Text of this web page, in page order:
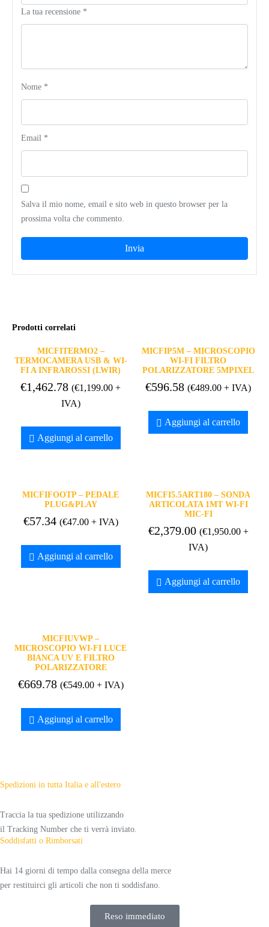
La tua recensione *
Nome *
Email *
Salva il mio nome, email e sito web in questo browser per la
prossima volta che commento.
Prodotti correlati
MICFITERMO2 –
TERMOCAMERA USB & WI-
FI A INFRAROSSI (LWIR)
€1,462.78 (€1,199.00 +
IVA)
Aggiungi al carrello
MICFIP5M – MICROSCOPIO
WI-FI FILTRO
POLARIZZATORE 5MPIXEL
€596.58 (€489.00 + IVA)
Aggiungi al carrello
MICFIFOOTP – PEDALE
PLUG&PLAY
€57.34 (€47.00+ IVA)
Aggiungi al carrello
MICFI5.5ART180 – SONDA
ARTICOLATA 1MT WI-FI
MIC-FI
€2,379.00 (€1,950.00+
IVA)
Aggiungi al carrello
MICFIUVWP –
MICROSCOPIO WI-FI LUCE
BIANCA UV E FILTRO
POLARIZZATORE
€669.78 (€549.00+ IVA)
Aggiungi al carrello
Spedizioni in tutta Italia e all'estero
Traccia la tua spedizione utilizzando
il Tracking Number che ti verrà inviato.
Soddisfatti o Rimborsati
Hai 14 giorni di tempo dalla consegna della merce
per restituirci gli articoli che non ti soddisfano.
Reso immediato